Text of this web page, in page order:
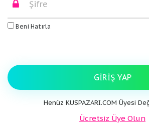
Beni Hatırla
GIRIŞ YAP
Henüz KUSPAZARI.COM Üyesi
Ücretsiz Üye Olun